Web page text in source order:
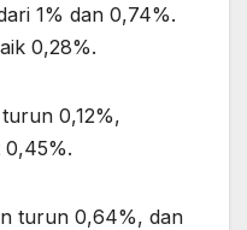
1% dan 0,74%.
0,28%.
0,12%,
0,45%.
turun 0,64%, dan